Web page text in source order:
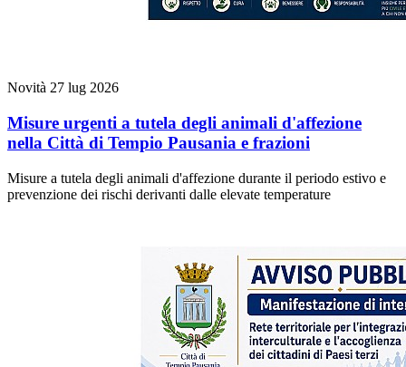
Novità 27 lug 2026
Misure urgenti a tutela degli animali d'affezione
nella Città di Tempio Pausania e frazioni
Misure a tutela degli animali d'affezione durante il periodo estivo e
prevenzione dei rischi derivanti dalle elevate temperature